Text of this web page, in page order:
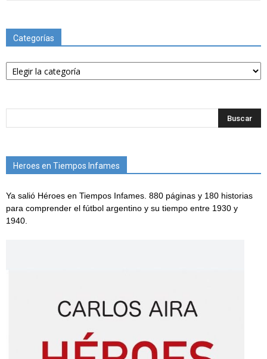
Categorías
Categorías
Heroes en Tiempos Infames
Ya salió Héroes en Tiempos Infames. 880 páginas y 180 historias
para comprender el fútbol argentino y su tiempo entre 1930 y
1940.